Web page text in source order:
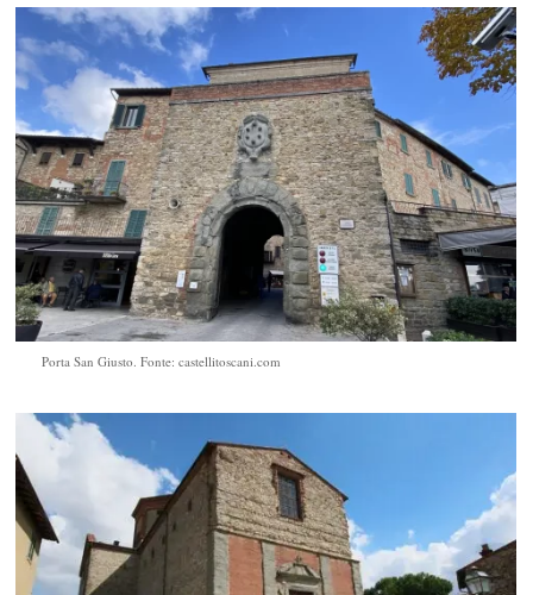
Porta San Giusto. Fonte: castellitoscani.com